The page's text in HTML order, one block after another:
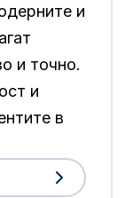
и
и точно.
и
в